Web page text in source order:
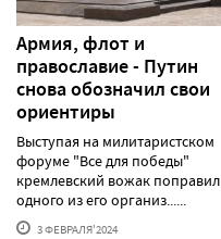
Армия, флот и
православие - Путин
снова обозначил свои
ориентиры
Выступая на милитаристском
форуме "Все для победы"
кремлевский вожак поправил
одного из его организ......
3 ФЕВРАЛЯ'2024